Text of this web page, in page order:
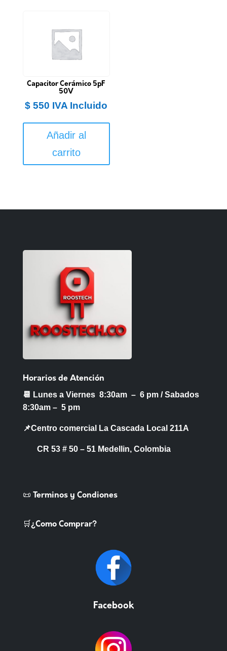
Capacitor Cerámico 5pF
50V
$ 550 IVA Incluido
Añadir al
carrito
Horarios de Atención
📆 Lunes a Viernes 8:30am – 6 pm /Sabados
8:30am – 5 pm
📌Centro comercial La Cascada Local 211A
CR 53 # 50 – 51 Medellin, Colombia
📜 Terminos y Condiones
🛒¿Como Comprar?
Facebook